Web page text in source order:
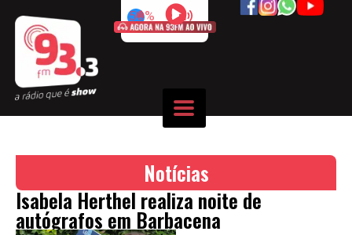
50%
Notícias
Isabela Herthel realiza noite de
autógrafos em Barbacena